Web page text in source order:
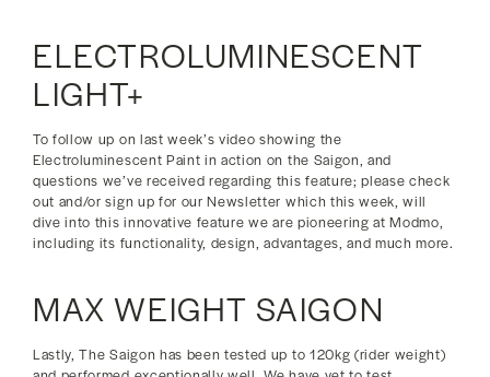
ELECTROLUMINESCENT
LIGHT+
To follow up on last week’s video showing the
Electroluminescent Paint in action on the Saigon, and
questions we’ve received regarding this feature; please check
out and/or sign up for our Newsletter which this week, will
dive into this innovative feature we are pioneering at Modmo,
including its functionality, design, advantages, and much more.
MAX WEIGHT SAIGON
Lastly, The Saigon has been tested up to 120kg (rider weight)